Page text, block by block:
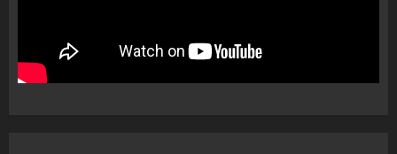
1
“bosen” Joana Nano për
abuzim me fondet publike dhe
pasuri të pajustifikuar